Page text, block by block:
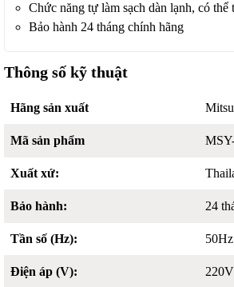
Chức năng tự làm sạch dàn lạnh, có
Bảo hành 24 tháng chính hãng
Thông số kỹ thuật
Hãng sản xuất
Mã sản phẩm
Xuất xứ:
Bảo hành: 24
Tần số (Hz): 50Hz
Điện áp (V): 220V